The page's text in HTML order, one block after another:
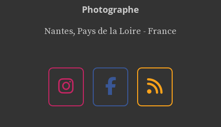
Photographe
Nantes, Pays de la Loire - France